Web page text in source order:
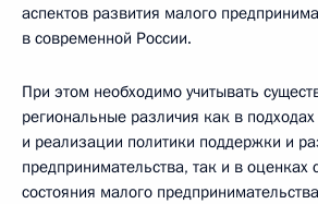
аспектов развития малого
в современной России.
При этом необходимо учитывать
региональные различия как в
и реализации политики поддержки и
предпринимательства, так и в оценках
состояния малого